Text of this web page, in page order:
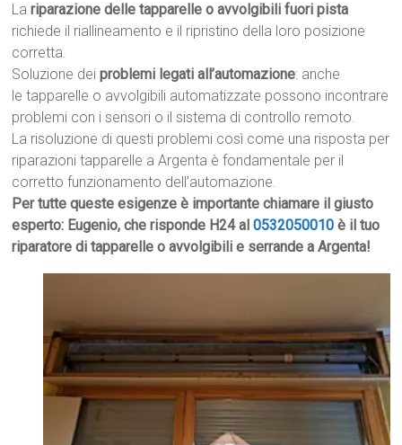
Lariparazione delle tapparelle o avvolgibili fuori pista
richiede il riallineamento e il ripristino della loro posizione
corretta.
Soluzione deiproblemi legati all’automazione: anche
le tapparelle o avvolgibili automatizzate possono incontrare
problemi con i sensori o il sistema di controllo remoto.
La risoluzione di questi problemi così come una risposta per
riparazioni tapparelle a Argenta è fondamentale per il
corretto funzionamento dell’automazione.
Per tutte queste esigenze è importante chiamare il giusto
esperto: Eugenio, che risponde H24 al0532050010 è il tuo
riparatore di tapparelle o avvolgibili e serrande a Argenta!